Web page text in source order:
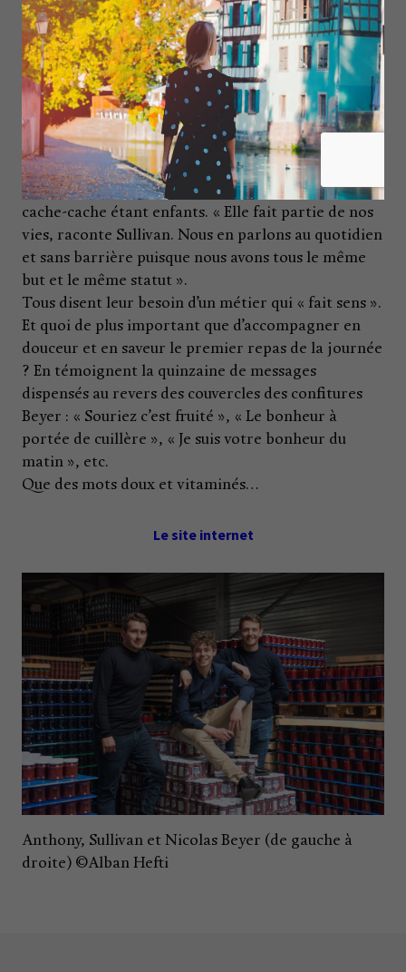
guère à ce stade que le centre Leclerc de Rivétoile
qui le propose.
Qu’à cela ne tienne, le temps fera son oeuvre et les
« Fruits à tartiner » trouveront leur place dans les
rayons des plus petites surfaces citadines où
l’espace est compté. Philippe et ses fils en sont
persuadés.
Issus de la 5e génération, ceux-ci sont passés par
tous les postes d’une entreprise où ils jouaient à
cache-cache étant enfants. « Elle fait partie de nos
vies, raconte Sullivan. Nous en parlons au quotidien
et sans barrière puisque nous avons tous le même
but et le même statut ».
Tous disent leur besoin d’un métier qui « fait sens ».
Et quoi de plus important que d’accompagner en
douceur et en saveur le premier repas de la journée
? En témoignent la quinzaine de messages
dispensés au revers des couvercles des confitures
Beyer : « Souriez c’est fruité », « Le bonheur à
portée de cuillère », « Je suis votre bonheur du
matin », etc.
Que des mots doux et vitaminés…
Le site internet
Anthony, Sullivan et Nicolas Beyer (de gauche à
droite) ©Alban Hefti